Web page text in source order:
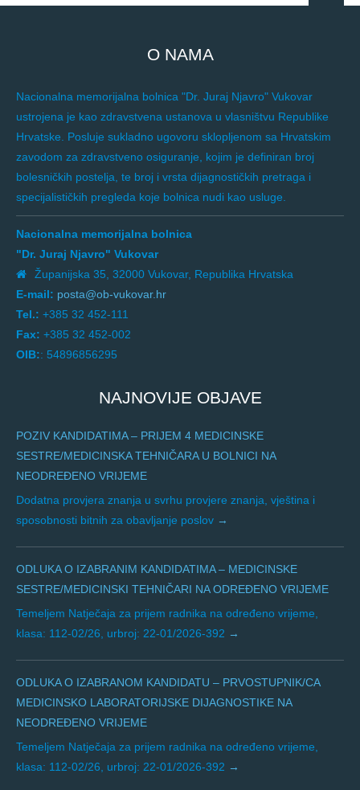
O NAMA
Nacionalna memorijalna bolnica "Dr. Juraj Njavro" Vukovar
ustrojena je kao zdravstvena ustanova u vlasništvu Republike
Hrvatske. Posluje sukladno ugovoru sklopljenom sa Hrvatskim
zavodom za zdravstveno osiguranje, kojim je definiran broj
bolesničkih postelja, te broj i vrsta dijagnostičkih pretraga i
specijalističkih pregleda koje bolnica nudi kao usluge.
Nacionalna memorijalna bolnica
"Dr. Juraj Njavro" Vukovar
Županijska 35, 32000 Vukovar, Republika Hrvatska
E-mail: posta@ob-vukovar.hr
Tel.: +385 32 452-111
Fax: +385 32 452-002
OIB:: 54896856295
NAJNOVIJE OBJAVE
POZIV KANDIDATIMA – PRIJEM 4 MEDICINSKE
SESTRE/MEDICINSKA TEHNIČARA U BOLNICI NA
NEODREĐENO VRIJEME
Dodatna provjera znanja u svrhu provjere znanja, vještina i
sposobnosti bitnih za obavljanje poslov
ODLUKA O IZABRANIM KANDIDATIMA – MEDICINSKE
SESTRE/MEDICINSKI TEHNIČARI NA ODREĐENO VRIJEME
Temeljem Natječaja za prijem radnika na određeno vrijeme,
klasa: 112-02/26, urbroj: 22-01/2026-392
ODLUKA O IZABRANOM KANDIDATU – PRVOSTUPNIK/CA
MEDICINSKO LABORATORIJSKE DIJAGNOSTIKE NA
NEODREĐENO VRIJEME
Temeljem Natječaja za prijem radnika na određeno vrijeme,
klasa: 112-02/26, urbroj: 22-01/2026-392